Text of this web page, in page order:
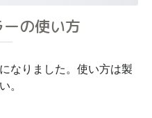
の使い方
なりました。使い方は製
。